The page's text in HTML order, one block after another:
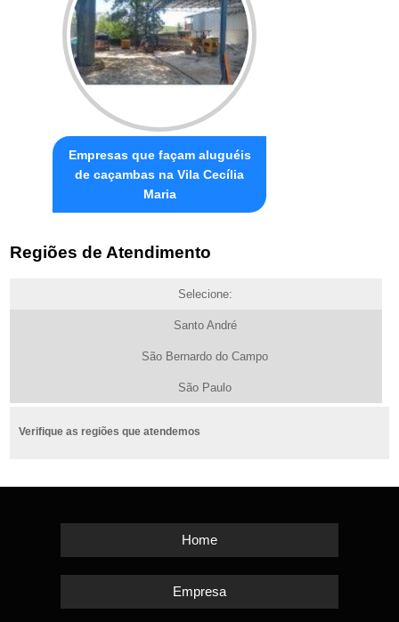
Empresas que façam aluguéis
de caçambas na Vila Cecília
Maria
Regiões de Atendimento
Selecione:
Santo André
São Bernardo do Campo
São Paulo
Verifique as regiões que atendemos
Home
Empresa